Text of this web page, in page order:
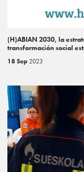
(H)ABIAN 2030, la
transformación social
18 Sep 2023